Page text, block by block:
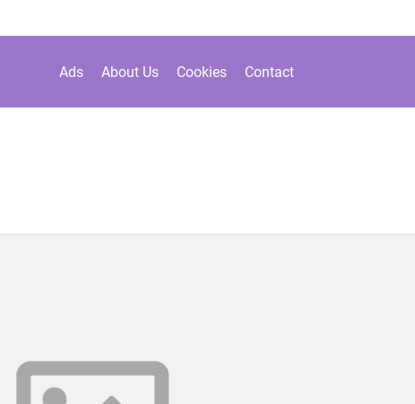
Ads About Us Cookies Contact